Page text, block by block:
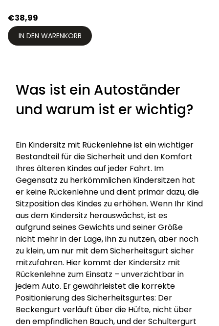
€38,99
IN DEN WARENKORB
Was ist ein Autoständer
und warum ist er wichtig?
Ein Kindersitz mit Rückenlehne ist ein wichtiger
Bestandteil für die Sicherheit und den Komfort
Ihres älteren Kindes auf jeder Fahrt. Im
Gegensatz zu herkömmlichen Kindersitzen hat
er keine Rückenlehne und dient primär dazu, die
Sitzposition des Kindes zu erhöhen. Wenn Ihr Kind
aus dem Kindersitz herauswächst, ist es
aufgrund seines Gewichts und seiner Größe
nicht mehr in der Lage, ihn zu nutzen, aber noch
zu klein, um nur mit dem Sicherheitsgurt sicher
mitzufahren. Hier kommt der Kindersitz mit
Rückenlehne zum Einsatz – unverzichtbar in
jedem Auto. Er gewährleistet die korrekte
Positionierung des Sicherheitsgurtes: Der
Beckengurt verläuft über die Hüfte, nicht über
den empfindlichen Bauch, und der Schultergurt